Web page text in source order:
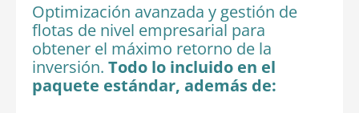
Optimización avanzada y gestión de
flotas de nivel empresarial para
obtener el máximo retorno de la
inversión. Todo lo incluido en el
paquete estándar, además de: